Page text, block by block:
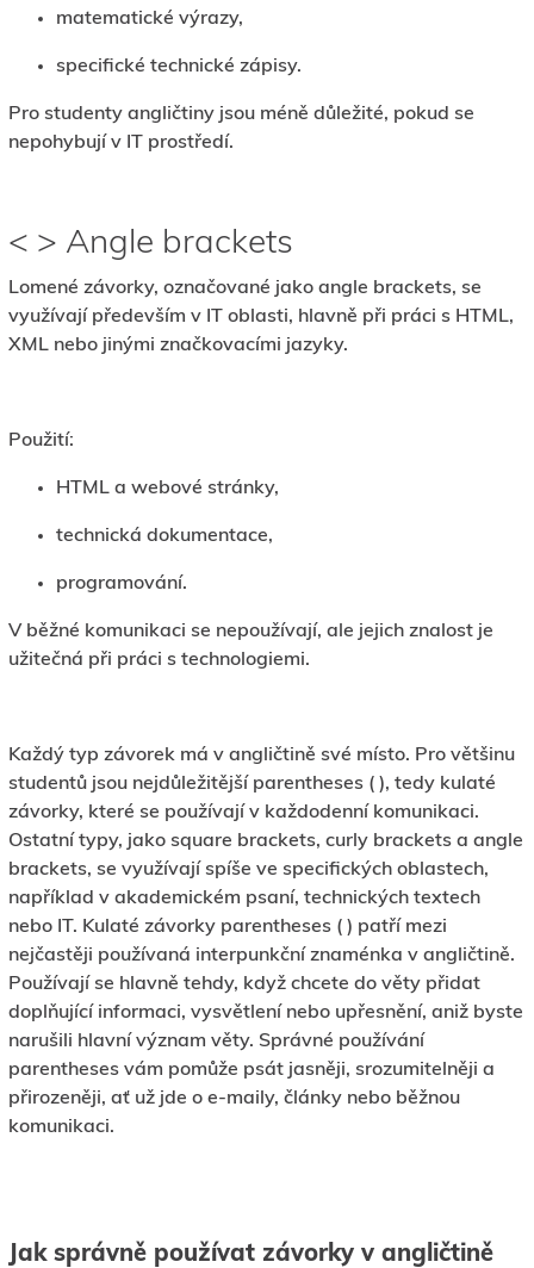
matematické výrazy,
specifické technické zápisy.
Pro studenty angličtiny jsou méně důležité, pokud se
nepohybují v IT prostředí.
< > Angle brackets
Lomené závorky, označované jako angle brackets, se
využívají především v IT oblasti, hlavně při práci s HTML,
XML nebo jinými značkovacími jazyky.
Použití:
HTML a webové stránky,
technická dokumentace,
programování.
V běžné komunikaci se nepoužívají, ale jejich znalost je
užitečná při práci s technologiemi.
Každý typ závorek má v angličtině své místo. Pro většinu
studentů jsou nejdůležitější parentheses ( ), tedy kulaté
závorky, které se používají v každodenní komunikaci.
Ostatní typy, jako square brackets, curly brackets a angle
brackets, se využívají spíše ve specifických oblastech,
například v akademickém psaní, technických textech
nebo IT. Kulaté závorky parentheses ( ) patří mezi
nejčastěji používaná interpunkční znaménka v angličtině.
Používají se hlavně tehdy, když chcete do věty přidat
doplňující informaci, vysvětlení nebo upřesnění, aniž byste
narušili hlavní význam věty. Správné používání
parentheses vám pomůže psát jasněji, srozumitelněji a
přirozeněji, ať už jde o e-maily, články nebo běžnou
komunikaci.
Jak správně používat závorky v angličtině